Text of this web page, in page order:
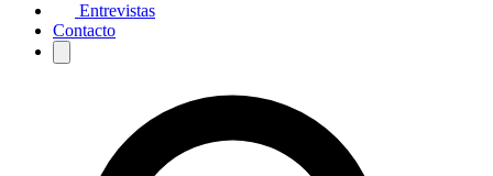
Entrevistas
Contacto